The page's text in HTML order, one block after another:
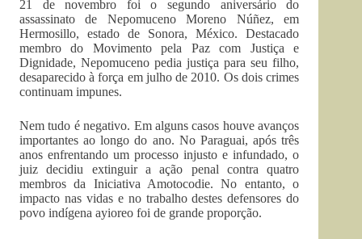
21 de novembro foi o segundo aniversário do
assassinato de Nepomuceno Moreno Núñez, em
Hermosillo, estado de Sonora, México. Destacado
membro do Movimento pela Paz com Justiça e
Dignidade, Nepomuceno pedia justiça para seu filho,
desaparecido à força em julho de 2010. Os dois crimes
continuam impunes.
Nem tudo é negativo. Em alguns casos houve avanços
importantes ao longo do ano. No Paraguai, após três
anos enfrentando um processo injusto e infundado, o
juiz decidiu extinguir a ação penal contra quatro
membros da Iniciativa Amotocodie. No entanto, o
impacto nas vidas e no trabalho destes defensores do
povo indígena ayioreo foi de grande proporção.